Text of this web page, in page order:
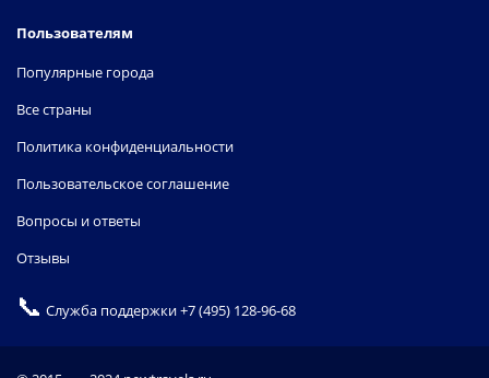
Пользователям
Популярные города
Все страны
Политика конфиденциальности
Пользовательское соглашение
Вопросы и ответы
Отзывы
📞 Служба поддержки+7 (495) 128-96-68